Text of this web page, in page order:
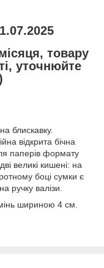
товару
уточнюйте
блискавку.
відкрита бічна
паперів формату
великі кишені: на
боці сумки є
ручку валізи.
шириною 4 см.